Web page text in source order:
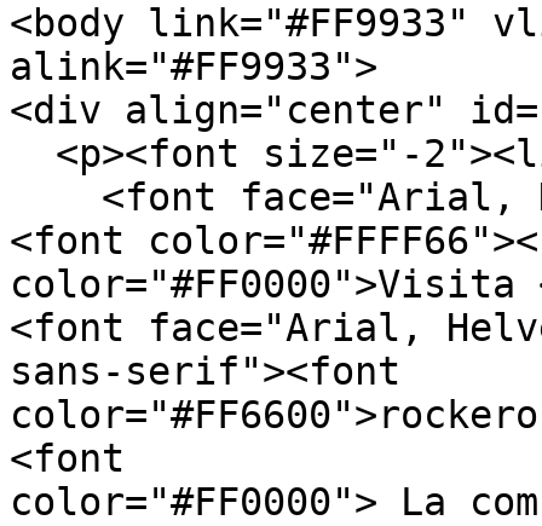
<body link="#FF9933"
alink="#FF9933">
<div align="center"
<font
<font face="Arial,
sans-serif"><font
<font
color="#FF0000"> La